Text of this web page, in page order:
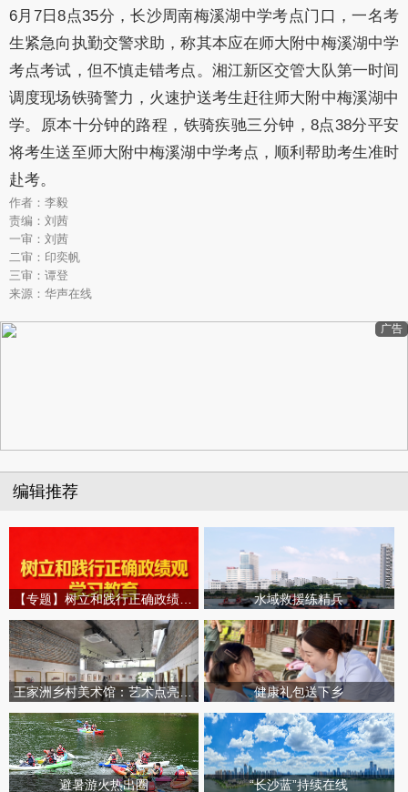
6月7日8点35分，长沙周南梅溪湖中学考点门口，一名考
生紧急向执勤交警求助，称其本应在师大附中梅溪湖中学
考点考试，但不慎走错考点。湘江新区交管大队第一时间
调度现场铁骑警力，火速护送考生赶往师大附中梅溪湖中
学。原本十分钟的路程，铁骑疾驰三分钟，8点38分平安
将考生送至师大附中梅溪湖中学考点，顺利帮助考生准时
赴考。
作者：李毅
责编：刘茜
一审：刘茜
二审：印奕帆
三审：谭登
来源：华声在线
广告
编辑推荐
水域救援练精兵
王家洲乡村美术馆：艺术点亮田园乡村 健康礼包送下乡
避暑游火热出圈 “长沙蓝”持续在线